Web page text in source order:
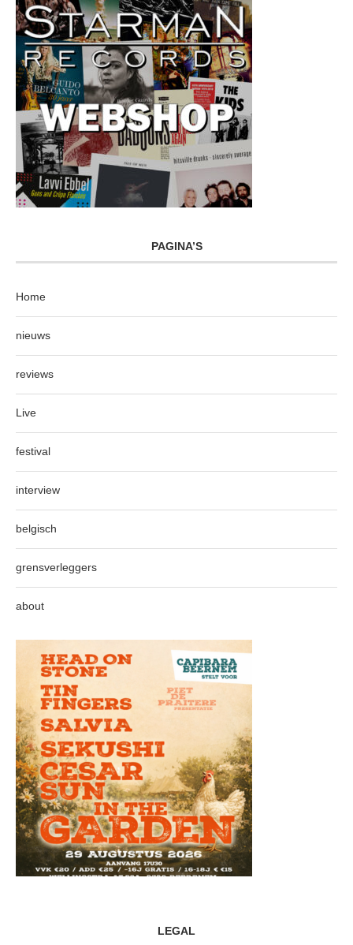
PAGINA’S
Home
nieuws
reviews
Live
festival
interview
belgisch
grensverleggers
about
LEGAL